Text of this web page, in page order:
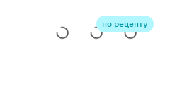
по рецепту